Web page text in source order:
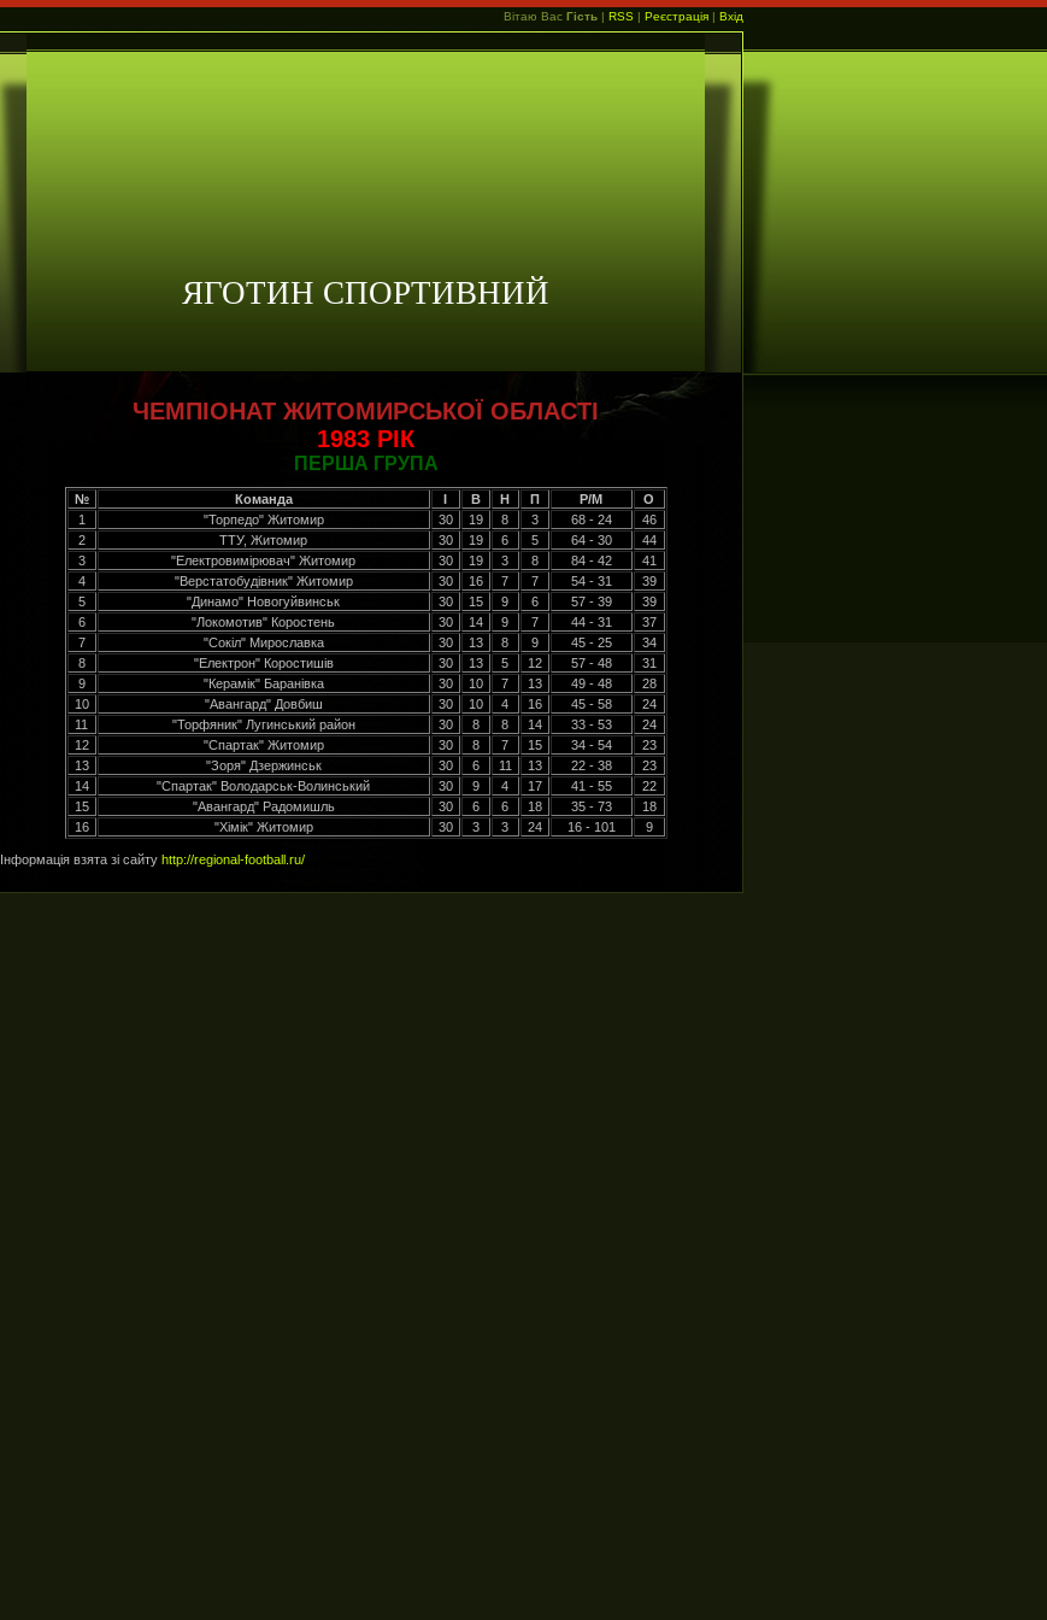
Вітаю Вас Гість | RSS | Реєстрація | Вхід
ЯГОТИН СПОРТИВНИЙ
ЧЕМПІОНАТ ЖИТОМИРСЬКОЇ ОБЛАСТІ
1983 РІК
ПЕРША ГРУПА
№ Команда В Н П Р/М
О
1
"Торпедо" Житомир 30 19 8 3 68 - 24
46
2
ТТУ, Житомир 30 19 6 5 64 - 30
44
3
"Електровимірювач" Житомир 30 19 3 8 84 - 42
41
4
"Верстатобудівник" Житомир 30 16 7 7 54 - 31
39
5
"Динамо" Новогуйвинськ 30 15 9 6 57 - 39
39
6
"Локомотив" Коростень 30 14 9 7 44 - 31
37
7
"Сокіл" Мирославка 30 13 8 9 45 - 25
34
8
"Електрон" Коростишів 30 13 5 12 57 - 48
31
9
"Керамік" Баранівка 30 10 7 13 49 - 48
28
10
"Авангард" Довбиш 30 10 4 16 45 - 58
24
11
"Торфяник" Лугинський район 30 8 8 14 33 - 53
24
12
"Спартак" Житомир 30 8 7 15 34 - 54
23
13
"Зоря" Дзержинськ 30 6 11 13 22 - 38
23
14
"Спартак" Володарськ-Волинський 30 9 4 17 41 - 55
22
15
"Авангард" Радомишль 30 6 6 18 35 - 73
18
16
"Хімік" Житомир 30 3 3 24 16 - 101 9
Інформація взята зі сайту http://regional-football.ru/